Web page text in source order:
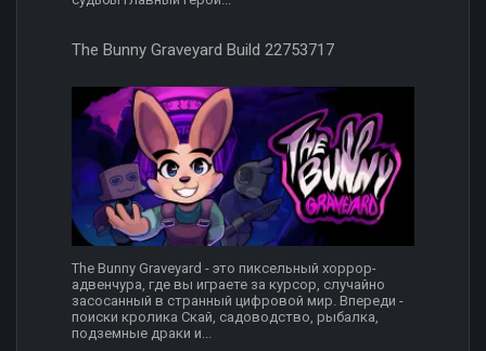
The Bunny Graveyard Build 22753717
The Bunny Graveyard - это пиксельный хоррор-
адвенчура, где вы играете за курсор, случайно
засосанный в странный цифровой мир. Впереди -
поиски кролика Скай, садоводство, рыбалка,
подземные драки и...